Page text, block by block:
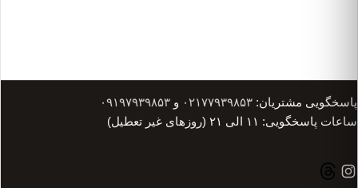
پاسخگویی مشتریان: ۰۲۱۷۷۹۳۹۸۵۳ و ۰۹۱۹۷۹۳۹۸۵۳
ساعات پاسخگویی: ۱۱ الی ۲۱ (روزهای غیر تعطیل)